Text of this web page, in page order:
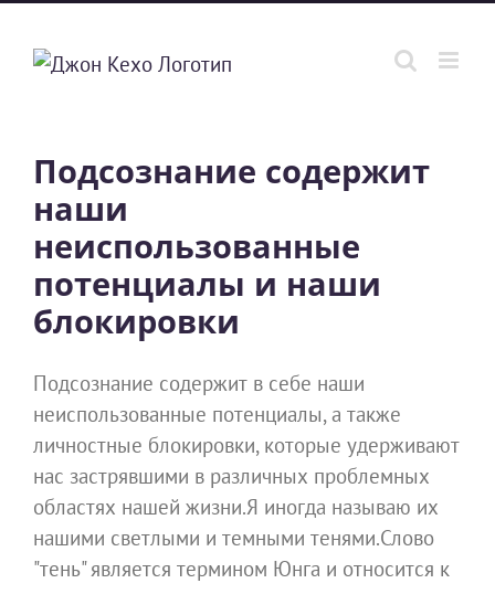
content
Подсознание содержит
наши
неиспользованные
потенциалы и наши
блокировки
Подсознание содержит в себе наши
неиспользованные потенциалы, а также
личностные блокировки, которые удерживают
нас застрявшими в различных проблемных
областях нашей жизни.Я иногда называю их
нашими светлыми и темными тенями.Слово
"тень" является термином Юнга и относится к